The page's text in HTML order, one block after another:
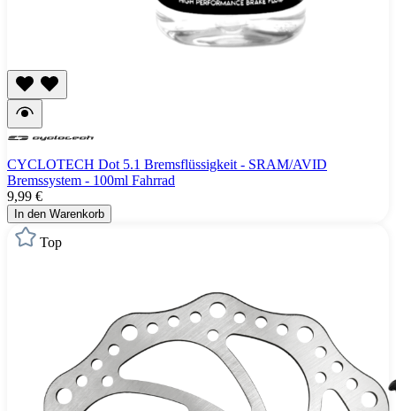
CYCLOTECH Dot 5.1 Bremsflüssigkeit - SRAM/AVID
Bremssystem - 100ml Fahrrad
9,99 €
In den Warenkorb
Top